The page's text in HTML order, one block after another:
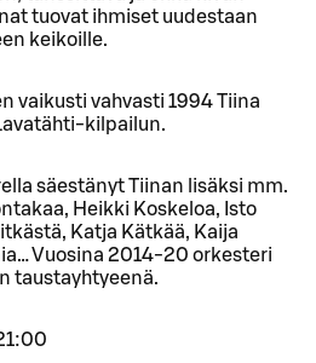
tuovat ihmiset uudestaan
keikoille.
vaikusti vahvasti 1994 Tiina
kilpailun.
säestänyt Tiinan lisäksi mm.
Heikki Koskeloa, Isto
Katja Kätkää, Kaija
Vuosina 2014-20 orkesteri
taustayhtyeenä.